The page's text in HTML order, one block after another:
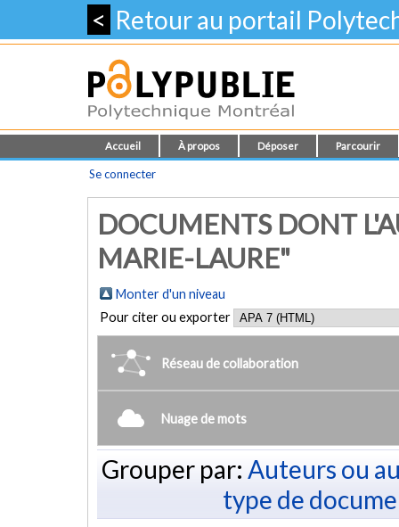
< Retour au portail
Accueil À propos Déposer Parcourir
Se connecter
DOCUMENTS DONT
MARIE-LAURE"
Monter d'un niveau
Pour citer ou exporter
Réseau de collaboration
Nuage de mots
Grouper par: Auteurs ou
type de